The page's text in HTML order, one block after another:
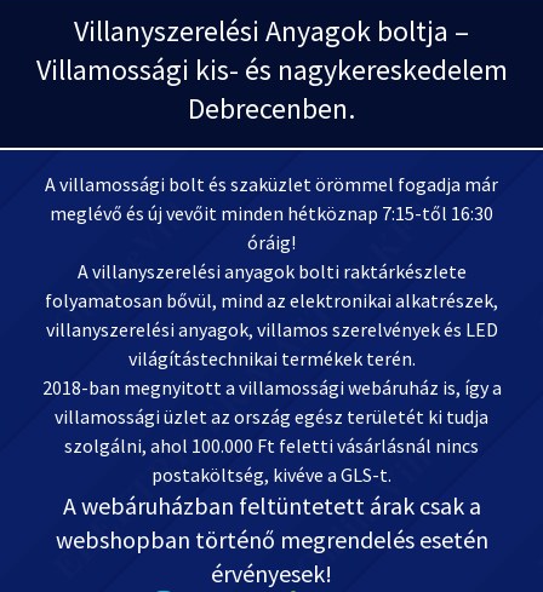
Villanyszerelési Anyagok boltja –
Villamossági kis- és nagykereskedelem
Debrecenben.
A villamossági bolt és szaküzlet örömmel fogadja már
meglévő és új vevőit minden hétköznap 7:15-től 16:30
óráig!
A villanyszerelési anyagok bolti raktárkészlete
folyamatosan bővül, mind az elektronikai alkatrészek,
villanyszerelési anyagok, villamos szerelvények és LED
világítástechnikai termékek terén.
2018-ban megnyitott a villamossági webáruház is, így a
villamossági üzlet az ország egész területét ki tudja
szolgálni, ahol 100.000 Ft feletti vásárlásnál nincs
postaköltség, kivéve a GLS-t.
A webáruházban feltüntetett árak csak a
webshopban történő megrendelés esetén
érvényesek!